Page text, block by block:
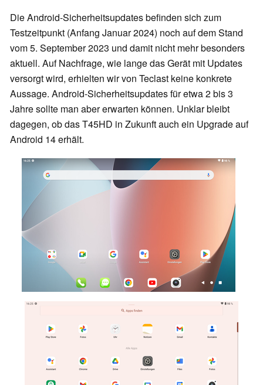
Die Android-Sicherheitsupdates befinden sich zum
Testzeitpunkt (Anfang Januar 2024) noch auf dem Stand
vom 5. September 2023 und damit nicht mehr besonders
aktuell. Auf Nachfrage, wie lange das Gerät mit Updates
versorgt wird, erhielten wir von Teclast keine konkrete
Aussage. Android-Sicherheitsupdates für etwa 2 bis 3
Jahre sollte man aber erwarten können. Unklar bleibt
dagegen, ob das T45HD in Zukunft auch ein Upgrade auf
Android 14 erhält.